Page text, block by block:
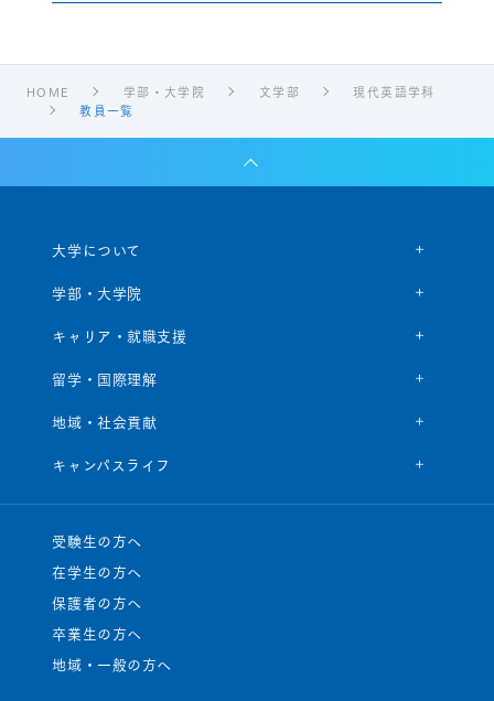
HOME 学部・大学院 文学部
現代英語学科
教員一覧
大学について
学部・大学院
キャリア・就職支援
留学・国際理解
地域・社会貢献
キャンパスライフ
受験生の方へ
在学生の方へ
保護者の方へ
卒業生の方へ
地域・一般の方へ